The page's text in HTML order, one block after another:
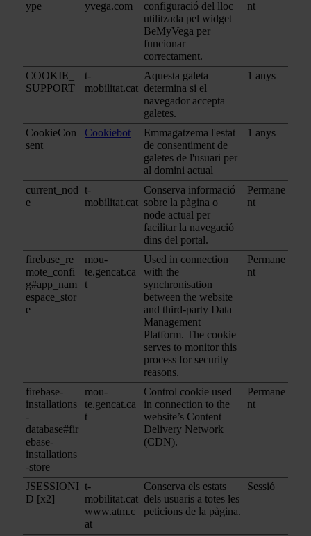
ype yvega.com
configuració del lloc
utilitzada pel widget
BeMyVega per
funcionar
correctament.
nt
COOKIE_
SUPPORT
t-
mobilitat.cat
Aquesta galeta
determina si el
navegador accepta
galetes.
1 anys
CookieCon
sent
Cookiebot
Emmagatzema l'estat
de consentiment de
galetes de l'usuari per
al domini actual
1 anys
current_nod
e
t-
mobilitat.cat
Conserva informació
sobre la pàgina o
node actual per
facilitar la navegació
dins del portal.
Permane
nt
firebase_re
mote_confi
g#app_nam
espace_stor
e
mou-
te.gencat.ca
t
Used in connection
with the
synchronisation
between the website
and third-party Data
Management
Platform. The cookie
serves to monitor this
process for security
reasons.
Permane
nt
firebase-
installations
-
database#fir
ebase-
installations
-store
mou-
te.gencat.ca
t
Control cookie used
in connection to the
website’s Content
Delivery Network
(CDN).
Permane
nt
JSESSIONI
D [x2]
t-
mobilitat.cat
www.atm.c
at
Conserva els estats
dels usuaris a totes les
peticions de la pàgina.
Sessió